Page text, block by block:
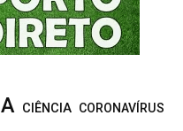
CIÊNCIA CORONAVÍRUS